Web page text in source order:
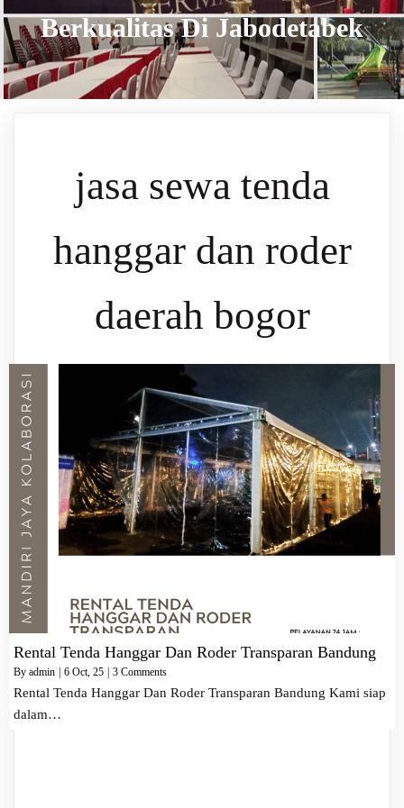
Berkualitas Di Jabodetabek
jasa sewa tenda
hanggar dan roder
daerah bogor
Rental Tenda Hanggar Dan Roder Transparan Bandung
By admin 6 Oct, 25 3 Comments
Rental Tenda Hanggar Dan Roder Transparan Bandung Kami siap
dalam…